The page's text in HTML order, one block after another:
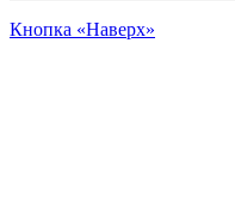
Кнопка «Наверх»